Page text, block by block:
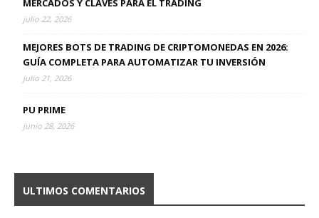
julio 22, 2026
MEJORES BOTS DE TRADING DE CRIPTOMONEDAS EN 2026:
GUÍA COMPLETA PARA AUTOMATIZAR TU INVERSIÓN
julio 21, 2026
PU PRIME
junio 28, 2026
ULTIMOS COMENTARIOS